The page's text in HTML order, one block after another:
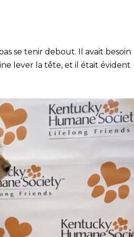
se tenir debout. Il avait besoin
lever la tête, et il était évident